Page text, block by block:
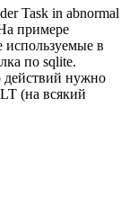
Task in abnormal
примере
используемые в
по sqlite.
нужно
(на всякий